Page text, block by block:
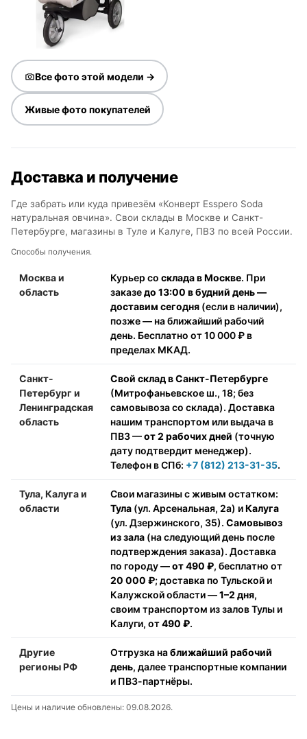
Все фото этой модели →
Живые фото покупателей
Доставка и получение
Где забрать или куда привезём «Конверт Esspero Soda
натуральная овчина». Свои склады в Москве и Санкт-
Петербурге, магазины в Туле и Калуге, ПВЗ по всей России.
Способы получения.
Москва и
область
Курьер со склада в Москве. При
заказедо 13:00 в будний день —
доставим сегодня (если в наличии),
позже — на ближайший рабочий
день. Бесплатно от 10 000 ₽ в
пределах МКАД.
Санкт-
Петербург и
Ленинградская
область
Свой склад в Санкт-Петербурге
(Митрофаньевское ш., 18; без
самовывоза со склада). Доставка
нашим транспортом или выдача в
ПВЗ —от 2 рабочих дней (точную
дату подтвердит менеджер).
Телефон в СПб: +7 (812) 213-31-35.
Тула, Калуга и
области
Свои магазины с живым остатком:
Тула (ул. Арсенальная, 2а) иКалуга
(ул. Дзержинского, 35). Самовывоз
из зала (на следующий день после
подтверждения заказа). Доставка
по городу —от 490 ₽, бесплатно от
20 000 ₽; доставка по Тульской и
Калужской области —1–2 дня,
своим транспортом из залов Тулы и
Калуги, от490 ₽.
Другие
регионы РФ
Отгрузка наближайший рабочий
день, далее транспортные компании
и ПВЗ-партнёры.
Цены и наличие обновлены: 09.08.2026.